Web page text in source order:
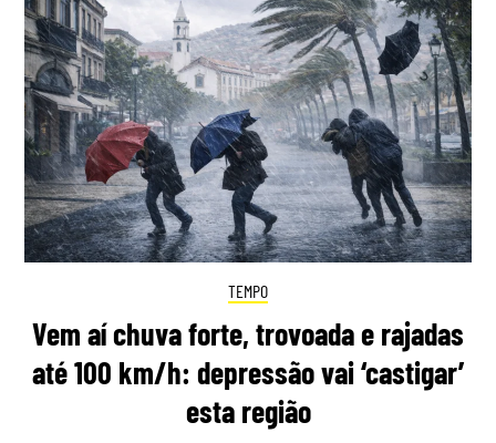
TEMPO
Vem aí chuva forte, trovoada e rajadas
até 100 km/h: depressão vai ‘castigar’
esta região